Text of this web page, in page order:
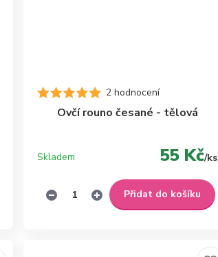
2 hodnocení
Ovčí rouno česané - tělová
55 Kč/ks
Skladem
Přidat do košíku